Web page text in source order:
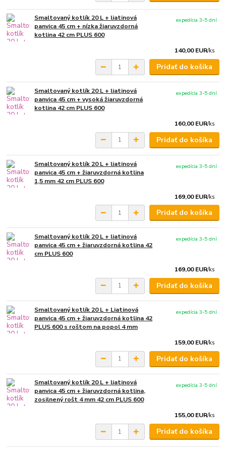
Smaltovaný kotlík 20 L + liatinová
panvica 45 cm + nízka žiaruvzdorná
kotlina 42 cm PLUS 600
140,00 EUR/ks
expedícia 3-5 dní
Pridať do košíka
Smaltovaný kotlík 20 L + liatinová
panvica 45 cm + vysoká žiaruvzdorná
kotlina 42 cm PLUS 600
160,00 EUR/ks
expedícia 3-5 dní
Pridať do košíka
Smaltovaný kotlík 20 L + liatinová
panvica 45 cm + žiaruvzdorná kotlina
1,5 mm 42 cm PLUS 600
169,00 EUR/ks
expedícia 3-5 dní
Pridať do košíka
Smaltovaný kotlík 20 L + liatinová
panvica 45 cm + žiaruvzdorná kotlina 42
cm PLUS 600
169,00 EUR/ks
expedícia 3-5 dní
Pridať do košíka
Smaltovaný kotlík 20 L + Liatinová
panvica 45 cm + žiaruvzdorná kotlina 42
PLUS 600 s roštom na popol 4 mm
159,00 EUR/ks
expedícia 3-5 dní
Pridať do košíka
Smaltovaný kotlík 20 L + liatinová
panvica 45 cm + žiaruvzdorná kotlina,
zosilnený rošt 4 mm 42 cm PLUS 600
155,00 EUR/ks
expedícia 3-5 dní
Pridať do košíka